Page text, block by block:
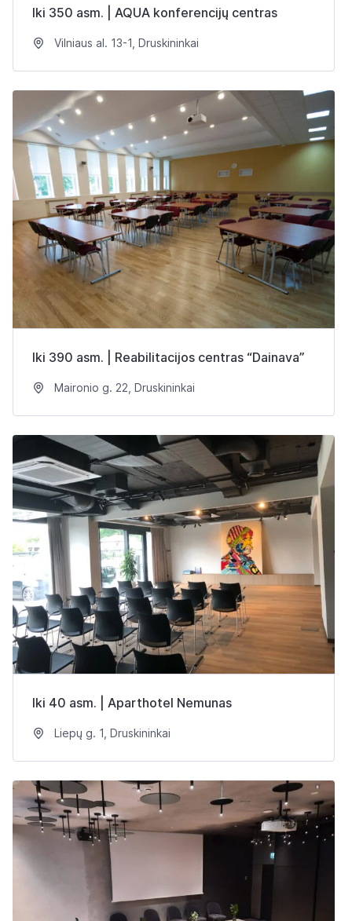
Iki 350 asm. | AQUA konferencijų centras
Vilniaus al. 13-1, Druskininkai
Iki 390 asm. | Reabilitacijos centras “Dainava”
Maironio g. 22, Druskininkai
Iki 40 asm. | Aparthotel Nemunas
Liepų g. 1, Druskininkai